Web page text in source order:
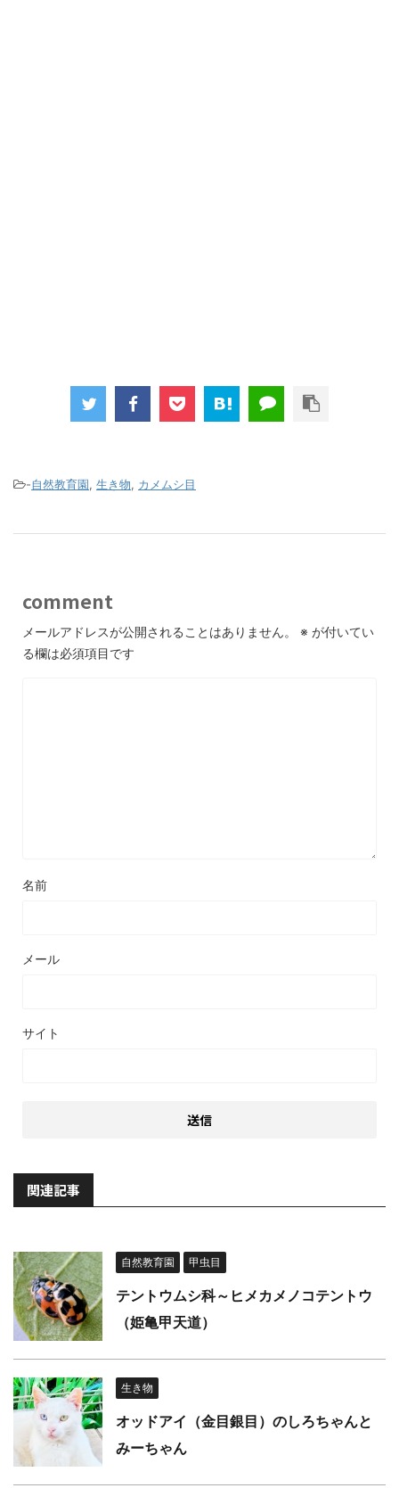
-自然教育園, 生き物, カメムシ目
comment
メールアドレスが公開されることはありません。 ※ が付いてい
る欄は必須項目です
名前
メール
サイト
関連記事
自然教育園 甲虫目
テントウムシ科～ヒメカメノコテントウ
（姫亀甲天道）
生き物
オッドアイ（金目銀目）のしろちゃんと
みーちゃん